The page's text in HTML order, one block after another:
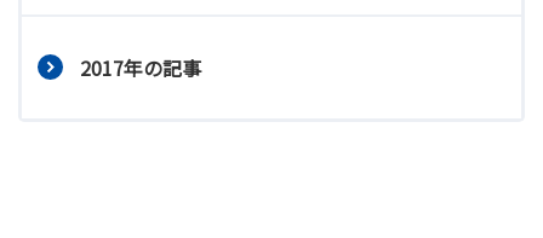
2017年の記事